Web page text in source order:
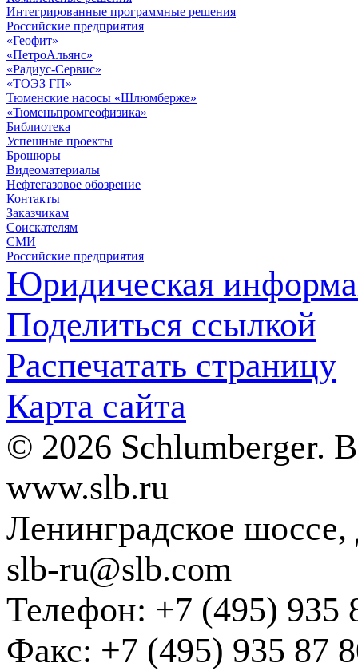
Интегрированные программные решения
Российские предприятия
«Геофит»
«ПетроАльянс»
«Радиус-Сервис»
«ТОЭЗ ГП»
Тюменские насосы «Шлюмберже»
«Тюменьпромгеофизика»
Библиотека
Успешные проекты
Брошюры
Видеоматериалы
Нефтегазовое обозрение
Контакты
Заказчикам
Соискателям
СМИ
Российские предприятия
Юридическая
Поделиться ссылкой
Распечатать страницу
Карта сайта
© 2026 Schlumberger.
www.slb.ru
Ленинградское
slb-ru@slb.com
Телефон: +7 (495) 935
Факс: +7 (495) 935 87